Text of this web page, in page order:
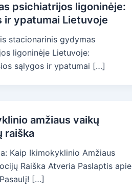
psichiatrijos ligoninėje:
ir ypatumai Lietuvoje
stacionarinis gydymas
ligoninėje Lietuvoje:
sąlygos ir ypatumai […]
amžiaus vaikų
raiška
Kaip Ikimokyklinio Amžiaus
Raiška Atveria Paslaptis apie
[…]